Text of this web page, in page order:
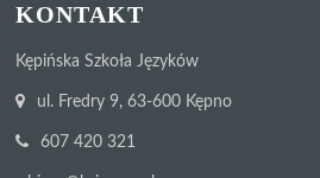
KONTAKT
Kępińska Szkoła Języków
ul. Fredry 9, 63-600 Kępno
607 420 321